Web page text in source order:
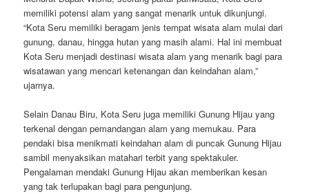
memiliki potensi alam yang sangat menarik untuk dikunjungi.
“Kota Seru memiliki beragam jenis tempat wisata alam mulai dari
gunung, danau, hingga hutan yang masih alami. Hal ini membuat
Kota Seru menjadi destinasi wisata alam yang menarik bagi para
wisatawan yang mencari ketenangan dan keindahan alam,”
ujarnya.
Selain Danau Biru, Kota Seru juga memiliki Gunung Hijau yang
terkenal dengan pemandangan alam yang memukau. Para
pendaki bisa menikmati keindahan alam di puncak Gunung Hijau
sambil menyaksikan matahari terbit yang spektakuler.
Pengalaman mendaki Gunung Hijau akan memberikan kesan
yang tak terlupakan bagi para pengunjung.